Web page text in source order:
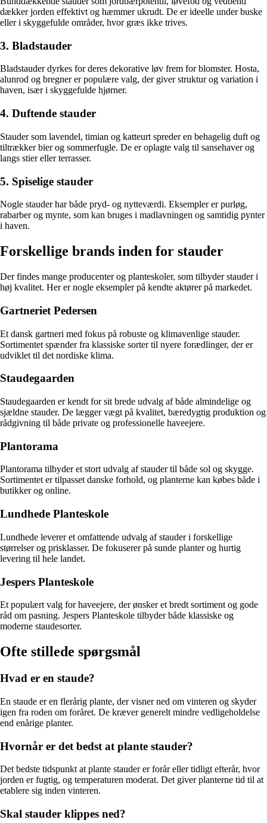
dækker jorden effektivt og hæmmer ukrudt. De er ideelle under buske
eller i skyggefulde områder, hvor græs ikke trives.
3. Bladstauder
Bladstauder dyrkes for deres dekorative løv frem for blomster. Hosta,
alunrod og bregner er populære valg, der giver struktur og variation i
haven, især i skyggefulde hjørner.
4. Duftende stauder
Stauder som lavendel, timian og katteurt spreder en behagelig duft og
tiltrækker bier og sommerfugle. De er oplagte valg til sansehaver og
langs stier eller terrasser.
5. Spiselige stauder
Nogle stauder har både pryd- og nytteværdi. Eksempler er purløg,
rabarber og mynte, som kan bruges i madlavningen og samtidig pynter
i haven.
Forskellige brands inden for stauder
Der findes mange producenter og planteskoler, som tilbyder stauder i
høj kvalitet. Her er nogle eksempler på kendte aktører på markedet.
Gartneriet Pedersen
Et dansk gartneri med fokus på robuste og klimavenlige stauder.
Sortimentet spænder fra klassiske sorter til nyere forædlinger, der er
udviklet til det nordiske klima.
Staudegaarden
Staudegaarden er kendt for sit brede udvalg af både almindelige og
sjældne stauder. De lægger vægt på kvalitet, bæredygtig produktion og
rådgivning til både private og professionelle haveejere.
Plantorama
Plantorama tilbyder et stort udvalg af stauder til både sol og skygge.
Sortimentet er tilpasset danske forhold, og planterne kan købes både i
butikker og online.
Lundhede Planteskole
Lundhede leverer et omfattende udvalg af stauder i forskellige
størrelser og prisklasser. De fokuserer på sunde planter og hurtig
levering til hele landet.
Jespers Planteskole
Et populært valg for haveejere, der ønsker et bredt sortiment og gode
råd om pasning. Jespers Planteskole tilbyder både klassiske og
moderne staudesorter.
Ofte stillede spørgsmål
Hvad er en staude?
En staude er en flerårig plante, der visner ned om vinteren og skyder
igen fra roden om foråret. De kræver generelt mindre vedligeholdelse
end enårige planter.
Hvornår er det bedst at plante stauder?
Det bedste tidspunkt at plante stauder er forår eller tidligt efterår, hvor
jorden er fugtig, og temperaturen moderat. Det giver planterne tid til at
etablere sig inden vinteren.
Skal stauder klippes ned?